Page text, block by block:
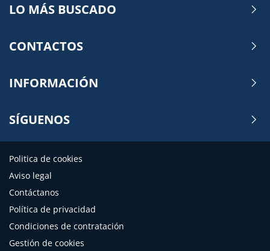
LO MÁS BUSCADO
CONTACTOS
INFORMACIÓN
SÍGUENOS
Politica de cookies
Aviso legal
Contáctanos
Política de privacidad
Condiciones de contratación
Gestión de cookies